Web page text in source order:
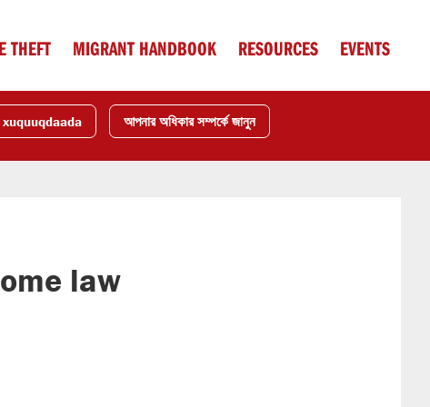
THEFT MIGRANT HANDBOOK RESOURCES EVENTS
আপনার অধিকার সম্পর্কে জানুন
law